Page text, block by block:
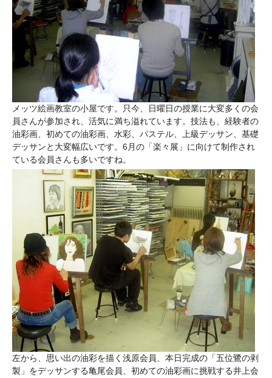
メッツ絵画教室の小屋です。只今、日曜日の授業に大変多くの会
員さんが参加され、活気に満ち溢れています。技法も、経験者の
油彩画、初めての油彩画、水彩、パステル、上級デッサン、基礎
デッサンと大変幅広いです。6月の「楽々展」に向けて制作され
ている会員さんも多いですね。
左から、思い出の油彩を描く浅原会員、本日完成の「五位鷺の剥
製」をデッサンする亀尾会員、初めての油彩画に挑戦する井上会